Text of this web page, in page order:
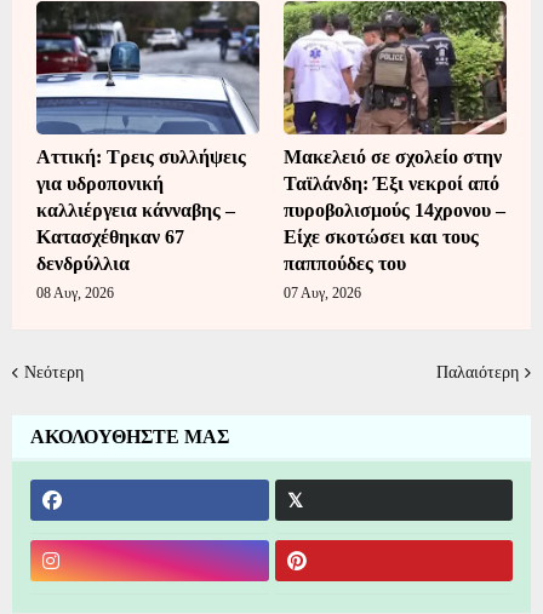
Αττική: Τρεις συλλήψεις
για υδροπονική
καλλιέργεια κάνναβης –
Κατασχέθηκαν 67
δενδρύλλια
08 Αυγ, 2026
Μακελειό σε σχολείο στην
Ταϊλάνδη: Έξι νεκροί από
πυροβολισμούς 14χρονου –
Είχε σκοτώσει και τους
παππούδες του
07 Αυγ, 2026
Νεότερη Παλαιότερη
ΑΚΟΛΟΥΘΗΣΤΕ ΜΑΣ